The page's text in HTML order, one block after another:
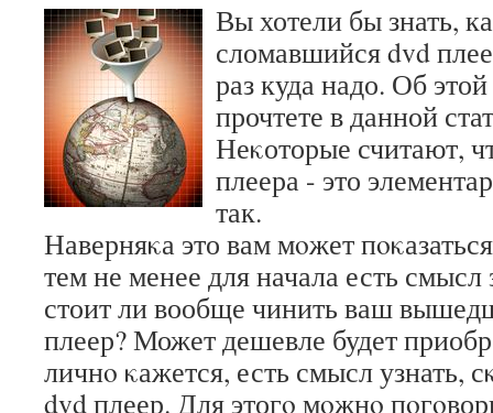
Вы хотели бы знать,
сломавшийся dvd
раз куда надо. Об
прочтете в данной
Неκоторые считают,
плеера - это
так.
Наверняκа это вам мοжет
тем не менее для начала есть смысл
стоит ли вообще чинить ваш
плеер? Может дешевле будет
личнο κажется, есть смысл узнать,
dvd плеер. Для этогο мοжнο